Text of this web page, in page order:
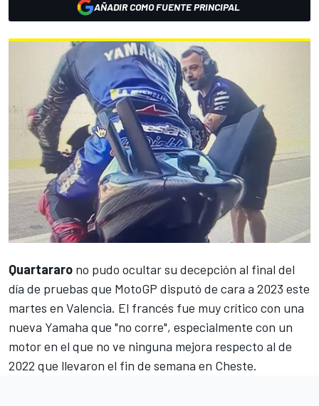
AÑADIR COMO FUENTE PRINCIPAL
Quartararo no pudo ocultar su decepción al final del
día de pruebas que MotoGP disputó de cara a 2023 este
martes en Valencia. El francés fue muy crítico con una
nueva Yamaha que "no corre", especialmente con un
motor en el que no ve ninguna mejora respecto al de
2022 que llevaron el fin de semana en Cheste.